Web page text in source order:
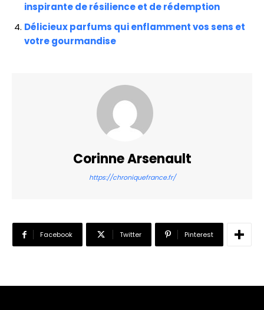
inspirante de résilience et de rédemption
Délicieux parfums qui enflamment vos sens et
votre gourmandise
Corinne Arsenault
https://chroniquefrance.fr/
Facebook Twitter Pinterest